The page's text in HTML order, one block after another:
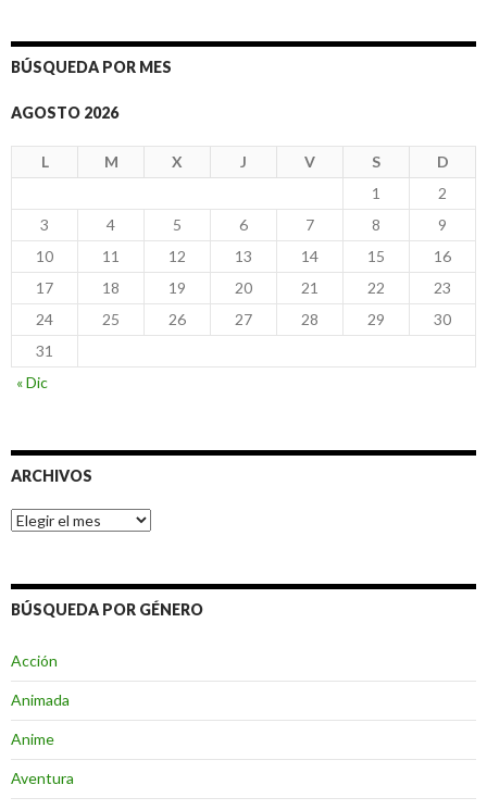
BÚSQUEDA POR MES
AGOSTO 2026
L M X J V S
D
1
2
3
4 5 6 7 8
9
10
11 12 13 14 15
16
17
18 19 20 21 22
23
24
25 26 27 28 29
30
31
« Dic
ARCHIVOS
Archivos
BÚSQUEDA POR GÉNERO
Acción
Animada
Anime
Aventura